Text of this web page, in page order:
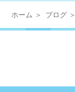
ホーム ブログ